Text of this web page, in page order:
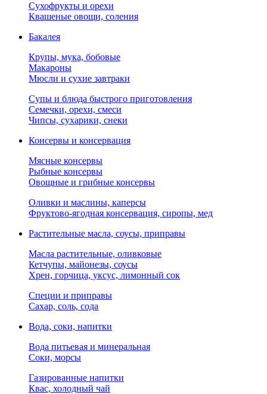
Сухофрукты и орехи
Квашеные овощи, соления
Бакалея
Крупы, мука, бобовые
Макароны
Мюсли и сухие завтраки
Супы и блюда быстрого приготовления
Семечки, орехи, смеси
Чипсы, сухарики, снеки
Консервы и консервация
Мясные консервы
Рыбные консервы
Овощные и грибные консервы
Оливки и маслины, каперсы
Фруктово-ягодная консервация, сиропы, мед
Растительные масла, соусы, приправы
Масла растительные, оливковые
Кетчупы, майонезы, соусы
Хрен, горчица, уксус, лимонный сок
Специи и приправы
Сахар, соль, сода
Вода, соки, напитки
Вода питьевая и минеральная
Соки, морсы
Газированные напитки
Квас, холодный чай